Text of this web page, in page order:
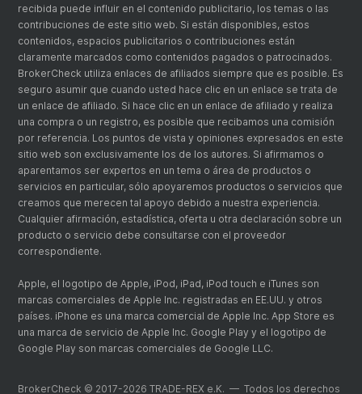
recibida puede influir en el contenido publicitario, los temas o las
contribuciones de este sitio web. Si están disponibles, estos
contenidos, espacios publicitarios o contribuciones están
claramente marcados como contenidos pagados o patrocinados.
BrokerCheck utiliza enlaces de afiliados siempre que es posible. Es
seguro asumir que cuando usted hace clic en un enlace se trata de
un enlace de afiliado. Si hace clic en un enlace de afiliado y realiza
una compra o un registro, es posible que recibamos una comisión
por referencia. Los puntos de vista y opiniones expresados en este
sitio web son exclusivamente los de los autores. Si afirmamos o
aparentamos ser expertos en un tema o área de productos o
servicios en particular, sólo apoyaremos productos o servicios que
creamos que merecen tal apoyo debido a nuestra experiencia.
Cualquier afirmación, estadística, oferta u otra declaración sobre un
producto o servicio debe consultarse con el proveedor
correspondiente.
Apple, el logotipo de Apple, iPod, iPad, iPod touch e iTunes son
marcas comerciales de Apple Inc. registradas en EE.UU. y otros
países. iPhone es una marca comercial de Apple Inc. App Store es
una marca de servicio de Apple Inc. Google Play y el logotipo de
Google Play son marcas comerciales de Google LLC.
BrokerCheck © 2017-2026 TRADE-REX e.K. — Todos los derechos